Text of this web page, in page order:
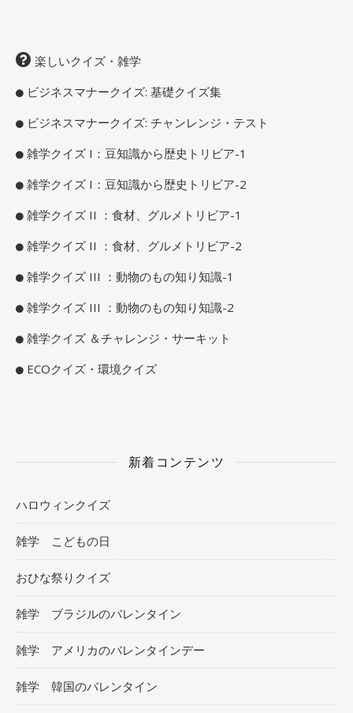
楽しいクイズ・雑学
ビジネスマナークイズ: 基礎クイズ集
ビジネスマナークイズ: チャンレンジ・テスト
雑学クイズ I：豆知識から歴史トリビア-1
雑学クイズ I：豆知識から歴史トリビア-2
雑学クイズ II ：食材、グルメトリビア-1
雑学クイズ II ：食材、グルメトリビア-2
雑学クイズ III ：動物のもの知り知識-1
雑学クイズ III ：動物のもの知り知識-2
雑学クイズ ＆チャレンジ・サーキット
ECOクイズ・環境クイズ
新着コンテンツ
ハロウィンクイズ
雑学 こどもの日
おひな祭りクイズ
雑学 ブラジルのバレンタイン
雑学 アメリカのバレンタインデー
雑学 韓国のバレンタイン